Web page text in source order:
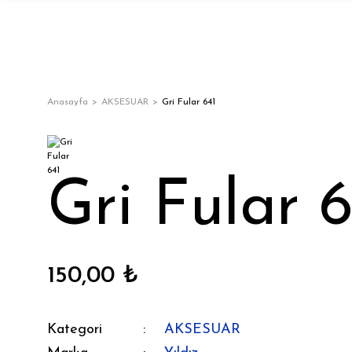
Anasayfa AKSESUAR Gri Fular 641
Gri Fular
150,00 ₺
Kategori
AKSESUAR